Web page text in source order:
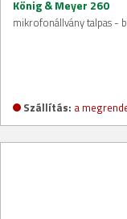
König & Meyer 260
mikrofonállvány talpas -
Szállítás: a